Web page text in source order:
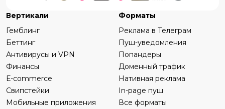
Вертикали
Гемблинг
Беттинг
Антивирусы и VPN
Финансы
Е-commerce
Свипстейки
Мобильные приложения
Форматы
Реклама в Телеграм
Пуш-уведомления
Попандеры
Доменный трафик
Нативная реклама
In-page пуш
Все форматы